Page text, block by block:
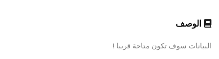
الوصف
البيانات سوف تكون متاحة قريبا !